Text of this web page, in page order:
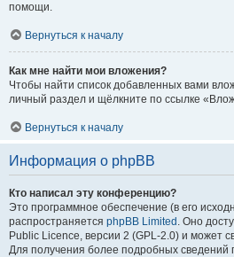
помощи.
Вернуться к началу
Как мне найти мои вложения?
Чтобы найти список добавленных вами
личный раздел и щёлкните по ссылке
Вернуться к началу
Информация о phpBB
Кто написал эту конференцию?
Это программное обеспечение (в его
распространяется phpBB Limited . Оно
Public Licence, версии 2 (GPL-2.0) и может
Для получения более подробных сведений